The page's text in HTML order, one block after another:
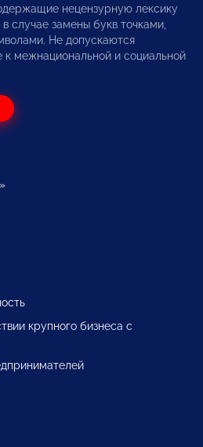
нецензурную лексику
случае замены букв точками,
Не допускаются
межнациональной и социальной
крупного бизнеса с